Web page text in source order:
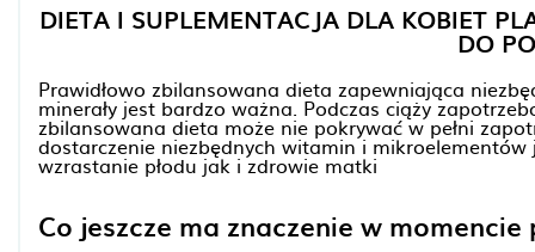
DIETA I SUPLEMENTACJA DLA KOBIET
DO
Prawidłowo zbilansowana dieta zapewniająca
minerały jest bardzo ważna. Podczas ciąży
zbilansowana dieta może nie pokrywać w pełni
dostarczenie niezbędnych witamin i
wzrastanie płodu jak i zdrowie matki
Co jeszcze ma znaczenie w